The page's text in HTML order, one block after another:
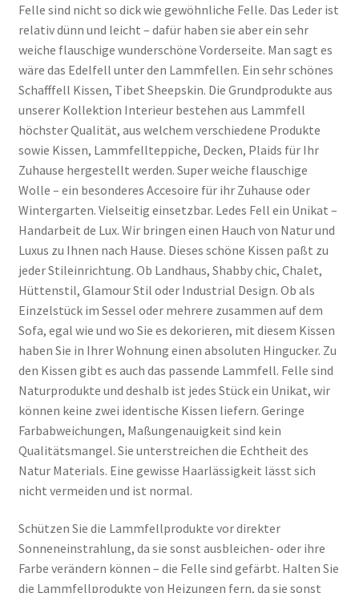
Felle sind nicht so dick wie gewöhnliche Felle. Das Leder ist
relativ dünn und leicht – dafür haben sie aber ein sehr
weiche flauschige wunderschöne Vorderseite. Man sagt es
wäre das Edelfell unter den Lammfellen. Ein sehr schönes
Schafffell Kissen, Tibet Sheepskin. Die Grundprodukte aus
unserer Kollektion Interieur bestehen aus Lammfell
höchster Qualität, aus welchem verschiedene Produkte
sowie Kissen, Lammfellteppiche, Decken, Plaids für Ihr
Zuhause hergestellt werden. Super weiche flauschige
Wolle – ein besonderes Accesoire für ihr Zuhause oder
Wintergarten. Vielseitig einsetzbar. Ledes Fell ein Unikat –
Handarbeit de Lux. Wir bringen einen Hauch von Natur und
Luxus zu Ihnen nach Hause. Dieses schöne Kissen paßt zu
jeder Stileinrichtung. Ob Landhaus, Shabby chic, Chalet,
Hüttenstil, Glamour Stil oder Industrial Design. Ob als
Einzelstück im Sessel oder mehrere zusammen auf dem
Sofa, egal wie und wo Sie es dekorieren, mit diesem Kissen
haben Sie in Ihrer Wohnung einen absoluten Hingucker. Zu
den Kissen gibt es auch das passende Lammfell. Felle sind
Naturprodukte und deshalb ist jedes Stück ein Unikat, wir
können keine zwei identische Kissen liefern. Geringe
Farbabweichungen, Maßungenauigkeit sind kein
Qualitätsmangel. Sie unterstreichen die Echtheit des
Natur Materials. Eine gewisse Haarlässigkeit lässt sich
nicht vermeiden und ist normal.
Schützen Sie die Lammfellprodukte vor direkter
Sonneneinstrahlung, da sie sonst ausbleichen- oder ihre
Farbe verändern können – die Felle sind gefärbt. Halten Sie
die Lammfellprodukte von Heizungen fern, da sie sonst